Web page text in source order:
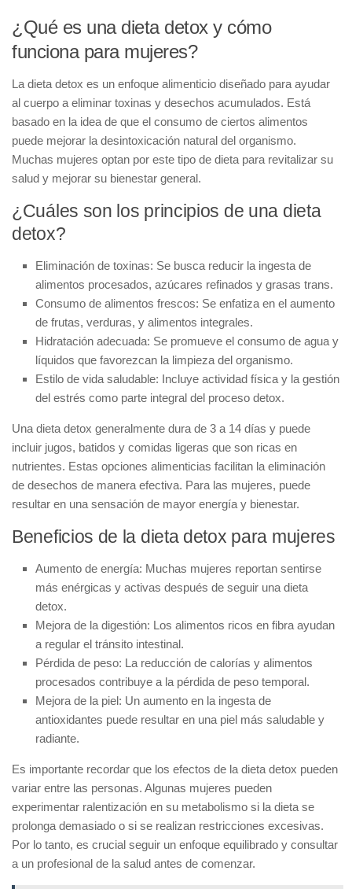
¿Qué es una dieta detox y cómo
funciona para mujeres?
La dieta detox es un enfoque alimenticio diseñado para ayudar
al cuerpo a eliminar toxinas y desechos acumulados. Está
basado en la idea de que el consumo de ciertos alimentos
puede mejorar la desintoxicación natural del organismo.
Muchas mujeres optan por este tipo de dieta para revitalizar su
salud y mejorar su bienestar general.
¿Cuáles son los principios de una dieta
detox?
Eliminación de toxinas: Se busca reducir la ingesta de
alimentos procesados, azúcares refinados y grasas trans.
Consumo de alimentos frescos: Se enfatiza en el aumento
de frutas, verduras, y alimentos integrales.
Hidratación adecuada: Se promueve el consumo de agua y
líquidos que favorezcan la limpieza del organismo.
Estilo de vida saludable: Incluye actividad física y la gestión
del estrés como parte integral del proceso detox.
Una dieta detox generalmente dura de 3 a 14 días y puede
incluir jugos, batidos y comidas ligeras que son ricas en
nutrientes. Estas opciones alimenticias facilitan la eliminación
de desechos de manera efectiva. Para las mujeres, puede
resultar en una sensación de mayor energía y bienestar.
Beneficios de la dieta detox para mujeres
Aumento de energía: Muchas mujeres reportan sentirse
más enérgicas y activas después de seguir una dieta
detox.
Mejora de la digestión: Los alimentos ricos en fibra ayudan
a regular el tránsito intestinal.
Pérdida de peso: La reducción de calorías y alimentos
procesados contribuye a la pérdida de peso temporal.
Mejora de la piel: Un aumento en la ingesta de
antioxidantes puede resultar en una piel más saludable y
radiante.
Es importante recordar que los efectos de la dieta detox pueden
variar entre las personas. Algunas mujeres pueden
experimentar ralentización en su metabolismo si la dieta se
prolonga demasiado o si se realizan restricciones excesivas.
Por lo tanto, es crucial seguir un enfoque equilibrado y consultar
a un profesional de la salud antes de comenzar.